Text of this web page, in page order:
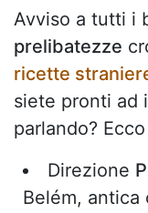
Avviso a tutti i
prelibatezze
ricette
siete pronti ad
parlando?
Direzione
Belém, antica